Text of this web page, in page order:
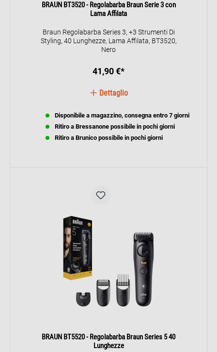
BRAUN BT3520 - Regolabarba Braun Serie 3 con
Lama Affilata
Braun Regolabarba Series 3, +3 Strumenti Di
Styling, 40 Lunghezze, Lama Affilata, BT3520,
Nero
41,90 €*
Dettaglio
Disponibile a magazzino, consegna entro 7 giorni
Ritiro a Bressanone possibile in pochi giorni
Ritiro a Brunico possibile in pochi giorni
BRAUN BT5520 - Regolabarba Braun Series 5 40
Lunghezze